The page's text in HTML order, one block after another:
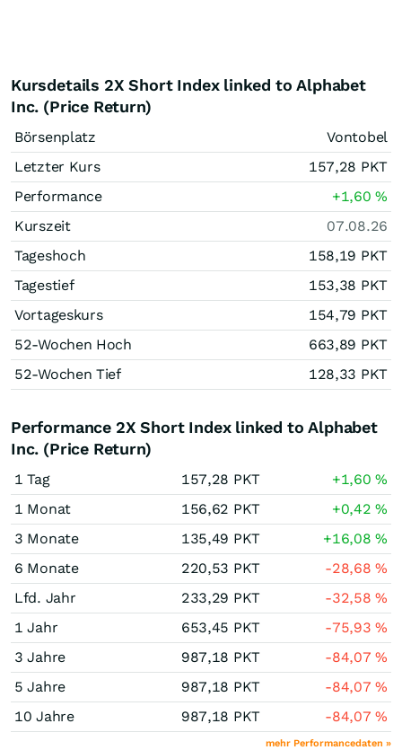
Kursdetails 2X Short Index linked to Alphabet
Inc. (Price Return)
Börsenplatz
Vontobel
Letzter Kurs
157,28 PKT
Performance
+1,60%
Kurszeit
07.08.26
Tageshoch
158,19 PKT
Tagestief
153,38 PKT
Vortageskurs
154,79 PKT
52-Wochen Hoch
663,89 PKT
52-Wochen Tief
128,33 PKT
Performance 2X Short Index linked to Alphabet
Inc. (Price Return)
1 Tag 157,28 PKT +1,60%
1 Monat
156,62 PKT +0,42%
3 Monate
135,49 PKT +16,08%
6 Monate
220,53 PKT -28,68%
Lfd. Jahr
233,29 PKT -32,58%
1 Jahr
653,45 PKT -75,93%
3 Jahre
987,18 PKT -84,07%
5 Jahre
987,18 PKT -84,07%
10 Jahre
987,18 PKT -84,07%
mehr Performancedaten »